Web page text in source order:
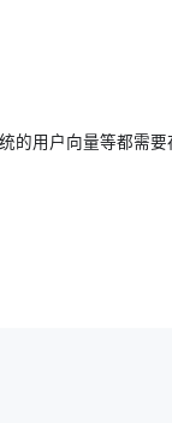
的用户向量等都需